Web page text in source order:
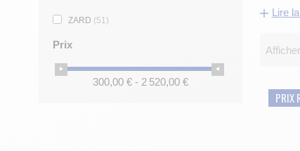
ZARD (51)
Prix
300,00 € - 2 520,00 €
Lire
Afficher
PRIX